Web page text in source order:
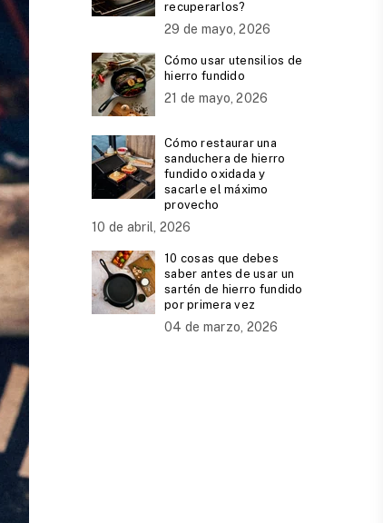
recuperarlos?
29 de mayo, 2026
Cómo usar utensilios de
hierro fundido
21 de mayo, 2026
Cómo restaurar una
sanduchera de hierro
fundido oxidada y
sacarle el máximo
provecho
10 de abril, 2026
10 cosas que debes
saber antes de usar un
sartén de hierro fundido
por primera vez
04 de marzo, 2026